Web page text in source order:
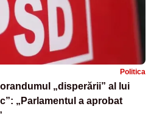
Politica
„disperării” al lui
„Parlamentul a aprobat